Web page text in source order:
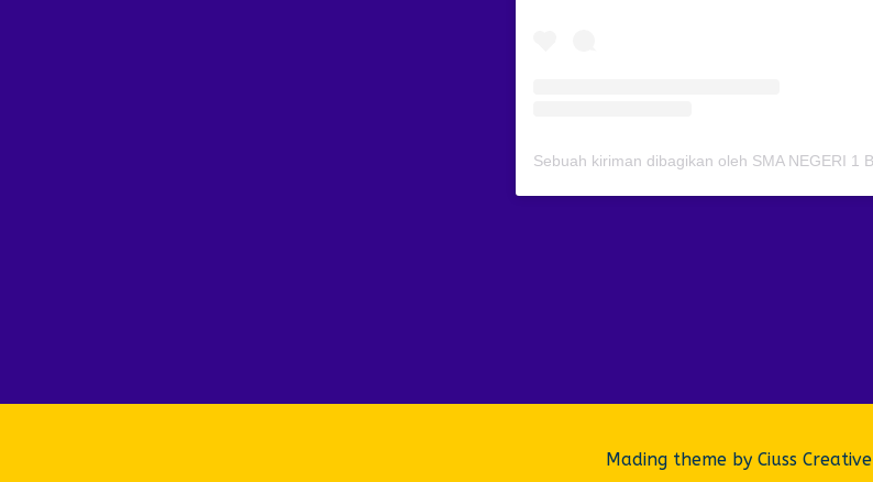
Mading theme by Ciuss Creative